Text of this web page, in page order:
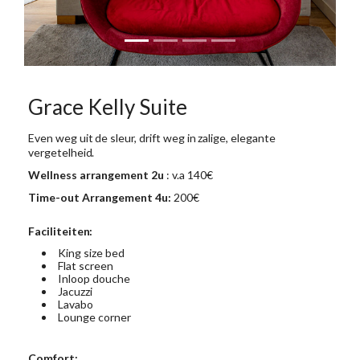
Grace Kelly Suite
Even weg uit de sleur, drift weg in zalige, elegante
vergetelheid.
Wellness arrangement 2u : v.a 140€
Time-out Arrangement 4u: 200€
Faciliteiten:
King size bed
Flat screen
Inloop douche
Jacuzzi
Lavabo
Lounge corner